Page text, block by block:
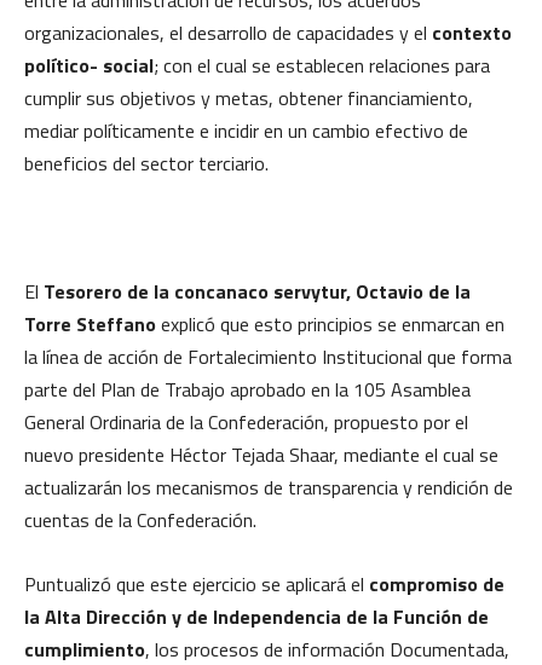
organizacionales, el desarrollo de capacidades y el contexto
político- social; con el cual se establecen relaciones para
cumplir sus objetivos y metas, obtener financiamiento,
mediar políticamente e incidir en un cambio efectivo de
beneficios del sector terciario.
El Tesorero de la concanaco servytur, Octavio de la
Torre Steffanoexplicó que esto principios se enmarcan en
la línea de acción de Fortalecimiento Institucional que forma
parte del Plan de Trabajo aprobado en la 105 Asamblea
General Ordinaria de la Confederación, propuesto por el
nuevo presidente Héctor Tejada Shaar, mediante el cual se
actualizarán los mecanismos de transparencia y rendición de
cuentas de la Confederación.
Puntualizó que este ejercicio se aplicará el compromiso de
la Alta Dirección y de Independencia de la Función de
cumplimiento, los procesos de información Documentada,